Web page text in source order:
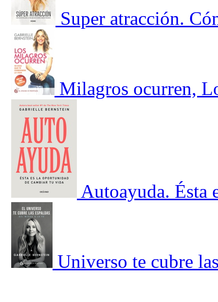
Super atracción.
Milagros ocurren,
Autoayuda. Ésta
Universo te cubre